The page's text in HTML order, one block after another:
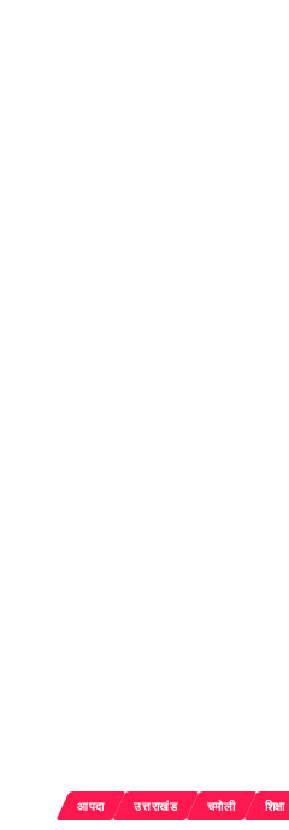
आपदा उत्तराखंड चमोली शिक्षा